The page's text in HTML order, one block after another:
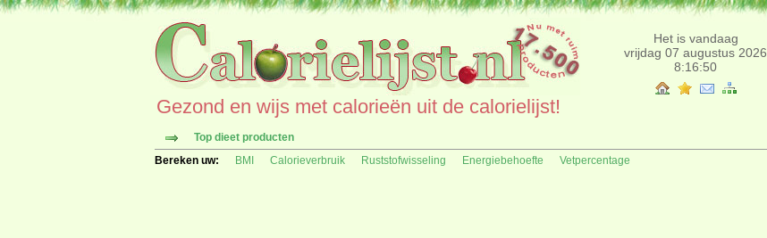
Het is vandaag
vrijdag 07 augustus 2026
8:16:50
Gezond en wijs met calorieën uit de calorielijst!
Top dieet producten
Bereken uw:
BMI Calorieverbruik Ruststofwisseling Energiebehoefte Vetpercentage